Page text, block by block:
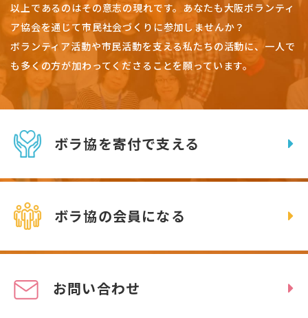
以上であるのはその意志の現れです。 あなたも大阪ボランティ
ア協会を通じて市民社会づくりに参加しませんか？
ボランティア活動や市民活動を支える私たちの活動に、一人で
も多くの方が加わってくださることを願っています。
ボラ協を寄付で支える
ボラ協の会員になる
お問い合わせ